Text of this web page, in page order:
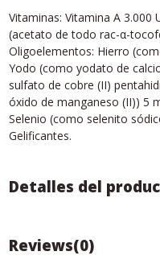
Vitaminas: Vitamina A 3.000
(acetato de todo rac-α-
Oligoelementos: Hierro
Yodo (como yodato de
sulfato de cobre (II)
óxido de manganeso (II)) 5
Selenio (como selenito
Gelificantes.
Detalles del
Reviews(0)